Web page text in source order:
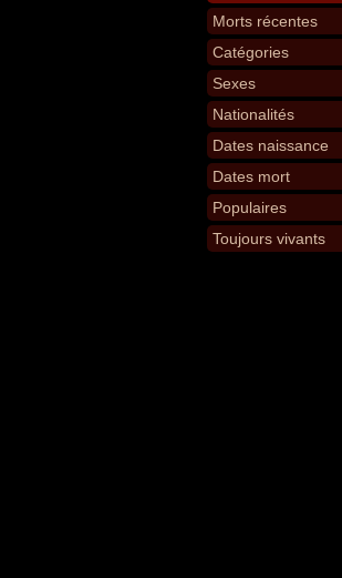
Morts récentes
Catégories
Sexes
Nationalités
Dates naissance
Dates mort
Populaires
Toujours vivants